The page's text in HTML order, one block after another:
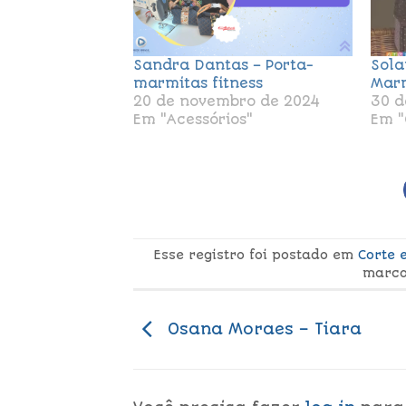
Sandra Dantas – Porta-
marmitas fitness
20 de novembro de 2024
Em "Acessórios"
30
Em
Esse registro foi postado emCorte
Osana Moraes – Tiara